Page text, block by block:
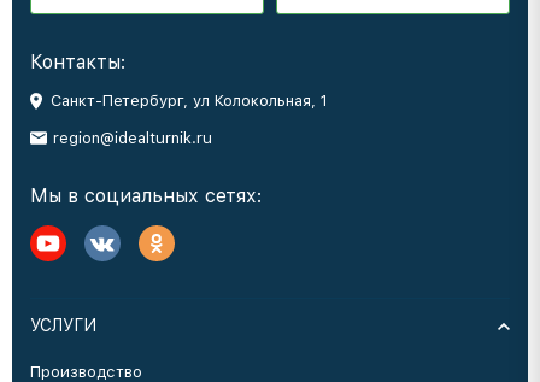
Контакты:
Санкт-Петербург, ул Колокольная, 1
region@idealturnik.ru
Мы в социальных сетях:
УСЛУГИ
Производство